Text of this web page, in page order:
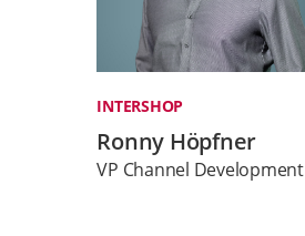
INTERSHOP
Ronny Höpfner
VP Channel Development